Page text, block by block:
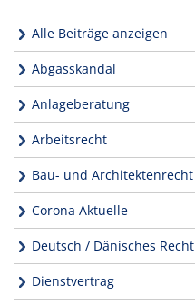
Alle Beiträge anzeigen
Abgasskandal
Anlageberatung
Arbeitsrecht
Bau- und Architektenrecht
Corona Aktuelle
Deutsch / Dänisches Recht
Dienstvertrag